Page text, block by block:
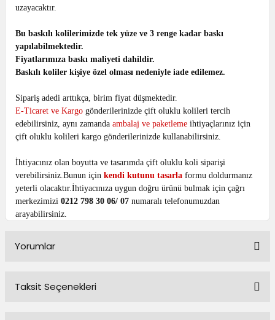
uzayacaktır.
Bu baskılı kolilerimizde tek yüze ve 3 renge kadar baskı
yapılabilmektedir.
Fiyatlarımıza baskı maliyeti dahildir.
Baskılı koliler kişiye özel olması nedeniyle iade edilemez.
Sipariş adedi arttıkça, birim fiyat düşmektedir.
E-Ticaret ve Kargo gönderilerinizde çift oluklu kolileri tercih
edebilirsiniz, aynı zamanda ambalaj ve paketleme ihtiyaçlarınız için
çift oluklu kolileri kargo gönderilerinizde kullanabilirsiniz.
İhtiyacınız olan boyutta ve tasarımda çift oluklu koli siparişi
verebilirsiniz.Bunun için kendi kutunu tasarla formu doldurmanız
yeterli olacaktır.İhtiyacınıza uygun doğru ürünü bulmak için çağrı
merkezimizi 0212 798 30 06/ 07 numaralı telefonumuzdan
arayabilirsiniz.
Yorumlar
Taksit Seçenekleri